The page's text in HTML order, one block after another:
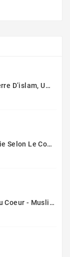
Maîtres & Esclaves En Terre D’islam, Un Génocide Voilé ? – Renaud K. – Sarrazins
Le Groupe Sauvé - Sa Voie Selon Le Coran Et La Sunna - Éditions Chama (Al Azhar)
Les Péchés, Le Poison Du Coeur - Muslim City